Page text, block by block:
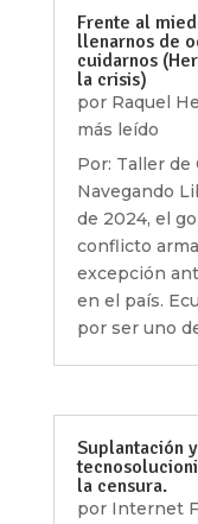
Frente al
llenarnos de
cuidarnos
la crisis)
por Raquel
más leído
Por: Taller
Navegando
de 2024, el
conflicto
excepción
en el país.
por ser uno
Suplantación
la censura.
por Internet